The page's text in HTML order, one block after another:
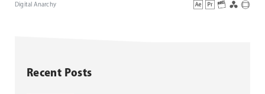
Digital Anarchy
Recent Posts